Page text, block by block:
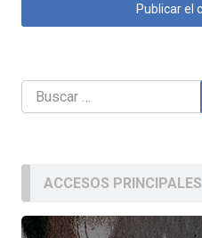
Buscar:
ACCESOS PRINCIPALES